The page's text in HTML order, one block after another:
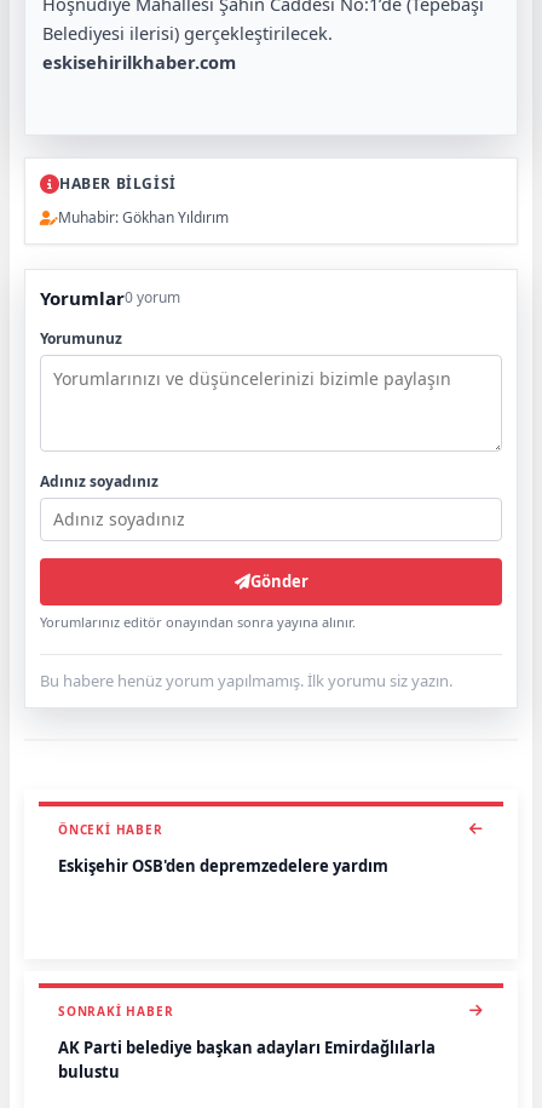
Belediyesi ilerisi) gerçekleştirilecek.
eskisehirilkhaber.com
HABER BİLGİSİ
Muhabir: Gökhan Yıldırım
Yorumlar0 yorum
Yorumunuz
Adınız soyadınız
Gönder
Yorumlarınız editör onayından sonra yayına alınır.
Bu habere henüz yorum yapılmamış. İlk yorumu siz yazın.
ÖNCEKI HABER
Eskişehir OSB'den depremzedelere yardım
SONRAKI HABER
AK Parti belediye başkan adayları Emirdağlılarla
buluştu